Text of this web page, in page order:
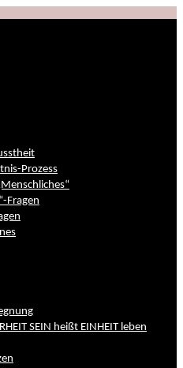
Prozess
Fragen
SEIN heißt EINHEIT leben